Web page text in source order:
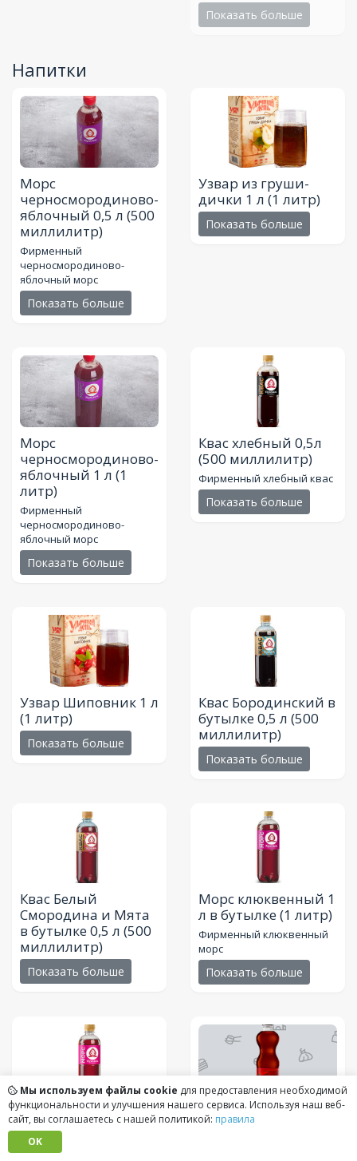
Показать больше
Напитки
Морс
черносмородиново-
яблочный 0,5 л (500
миллилитр)
Фирменный
черносмородиново-
яблочный морс
Показать больше
Узвар из груши-
дички 1 л (1 литр)
Показать больше
Морс
черносмородиново-
яблочный 1 л (1
литр)
Фирменный
черносмородиново-
яблочный морс
Показать больше
Квас хлебный 0,5л
(500 миллилитр)
Фирменный хлебный квас
Показать больше
Узвар Шиповник 1 л
(1 литр)
Показать больше
Квас Бородинский в
бутылке 0,5 л (500
миллилитр)
Показать больше
Квас Белый
Смородина и Мята
в бутылке 0,5 л (500
миллилитр)
Показать больше
Морс клюквенный 1
л в бутылке(1 литр)
Фирменный клюквенный
морс
Показать больше
Морс клюквенный
0,5 л в бутылке(500
миллилитр)
Добрый Кола без
сахара 0,5 л
Мы используем файлы cookie для предоставления необходимой
функциональности и улучшения нашего сервиса. Используя наш веб-
сайт, вы соглашаетесь с нашей политикой: правила
OK